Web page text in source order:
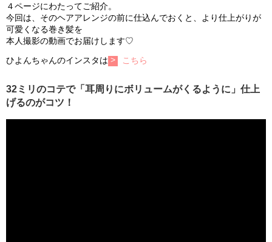
４ページにわたってご紹介。
今回は、そのヘアアレンジの前に仕込んでおくと、より仕上がりが
可愛くなる巻き髪を
本人撮影の動画でお届けします♡
ひよんちゃんのインスタは こちら
32ミリのコテで「耳周りにボリュームがくるように」仕上
げるのがコツ！